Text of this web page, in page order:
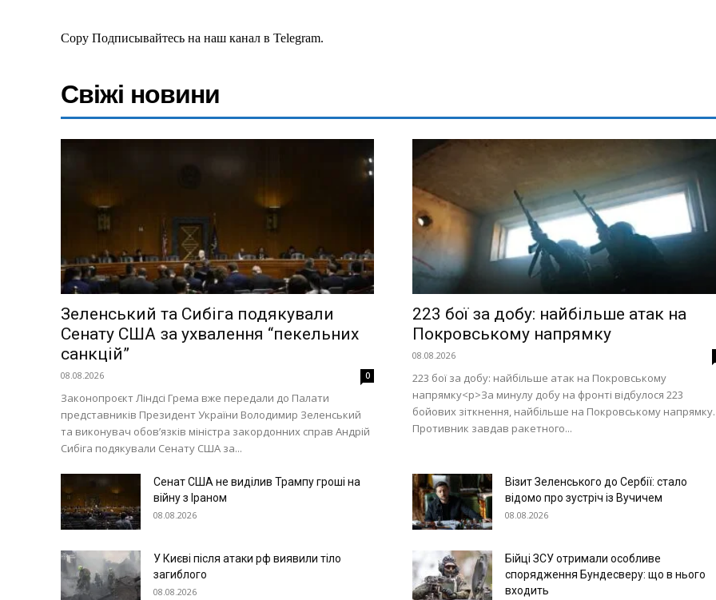
Меню
Економіка
Технології
Війна
Copy Подписывайтесь на наш канал в Telegram.
Свіжі новини
Зеленський та Сибіга подякували
Сенату США за ухвалення “пекельних
санкцій”
08.08.2026 0
Законопроєкт Ліндсі Грема вже передали до Палати
представників Президент України Володимир Зеленський
та виконувач обов’язків міністра закордонних справ Андрій
Сибіга подякували Сенату США за...
223 бої за добу: найбільше атак на
Покровському напрямку
08.08.2026
223 бої за добу: найбільше атак на Покровському
напрямку<p>За минулу добу на фронті відбулося 223
бойових зіткнення, найбільше на Покровському напрямку.
Противник завдав ракетного...
Сенат США не виділив Трампу гроші на
війну з Іраном
08.08.2026
Візит Зеленського до Сербії: стало
відомо про зустріч із Вучичем
08.08.2026
У Києві після атаки рф виявили тіло
загиблого
08.08.2026
Бійці ЗСУ отримали особливе
спорядження Бундесверу: що в нього
входить